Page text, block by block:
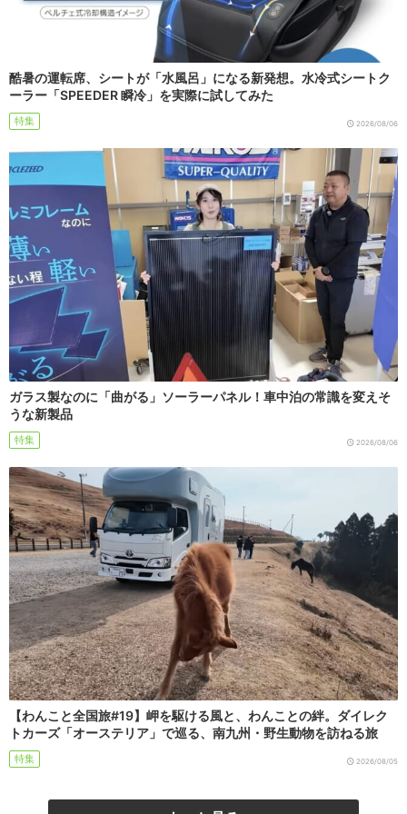
酷暑の運転席、シートが「水風呂」になる新発想。水冷式シートク
ーラー「SPEEDER 瞬冷」を実際に試してみた
特集 2026/08/06
ガラス製なのに「曲がる」ソーラーパネル！車中泊の常識を変えそ
うな新製品
特集 2026/08/06
【わんこと全国旅#19】岬を駆ける風と、わんことの絆。ダイレク
トカーズ「オーステリア」で巡る、南九州・野生動物を訪ねる旅
特集 2026/08/05